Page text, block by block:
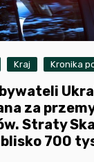
Kraj Kronika
za
Straty
700